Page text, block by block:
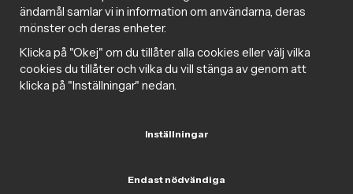
Nyhetsbrev
Om cookies
Samarbeta med Intima
Cookie inställningar
Följ oss gärna på sociala medier
ändamål samlar vi in information om användarna, deras
mönster och deras enheter.
Klicka på "Okej" om du tillåter alla cookies eller välj vilka
cookies du tillåter och vilka du vill stänga av genom att
klicka på "Inställningar" nedan.
Inställningar
Endast nödvändiga